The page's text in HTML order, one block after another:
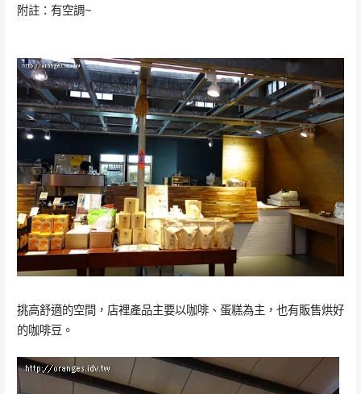
附註：有空調~
挑高舒適的空間，店裡產品主要以咖啡、蛋糕為主，也有販售烘好
的咖啡豆。